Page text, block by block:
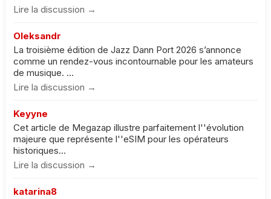
Lire la discussion →
Oleksandr
La troisième édition de Jazz Dann Port 2026 s’annonce
comme un rendez-vous incontournable pour les amateurs
de musique. ...
Lire la discussion →
Keyyne
Cet article de Megazap illustre parfaitement l''évolution
majeure que représente l''eSIM pour les opérateurs
historiques...
Lire la discussion →
katarina8